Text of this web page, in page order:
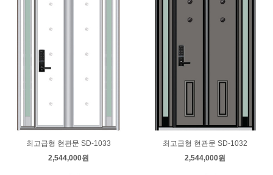
최고급형 현관문 SD-1033
2,544,000원
최고급형 현관문 SD-1032
2,544,000원